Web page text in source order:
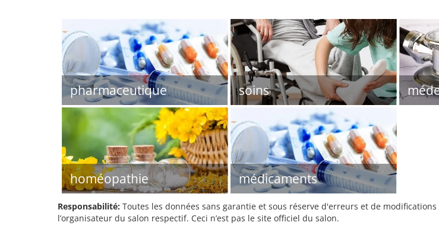
pharmaceutique soins
homéopathie médicaments
Responsabilité: Toutes les données sans garantie et sous réserve d'erreurs et de
l’organisateur du salon respectif. Ceci n’est pas le site officiel du salon.